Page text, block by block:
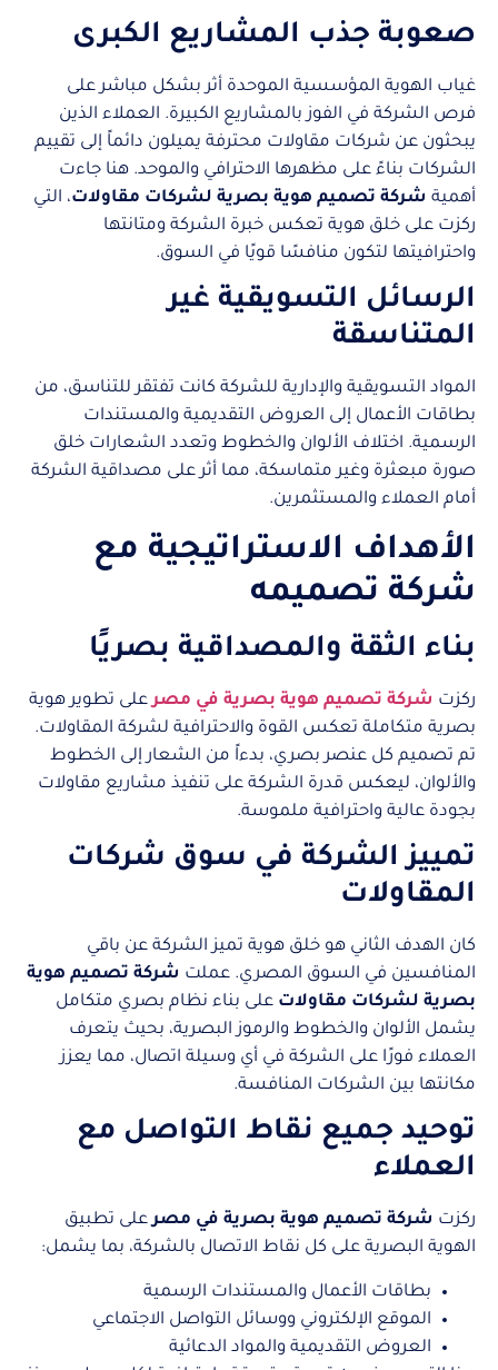
صعوبة جذب المشاريع الكبرى
غياب الهوية المؤسسية الموحدة أثر بشكل مباشر على
فرص الشركة في الفوز بالمشاريع الكبيرة. العملاء الذين
يبحثون عن شركات مقاولات محترفة يميلون دائماً إلى تقييم
الشركات بناءً على مظهرها الاحترافي والموحد. هنا جاءت
أهمية شركة تصميم هوية بصرية لشركات مقاولات، التي
ركزت على خلق هوية تعكس خبرة الشركة ومتانتها
واحترافيتها لتكون منافسًا قويًا في السوق.
الرسائل التسويقية غير
المتناسقة
المواد التسويقية والإدارية للشركة كانت تفتقر للتناسق، من
بطاقات الأعمال إلى العروض التقديمية والمستندات
الرسمية. اختلاف الألوان والخطوط وتعدد الشعارات خلق
صورة مبعثرة وغير متماسكة، مما أثر على مصداقية الشركة
أمام العملاء والمستثمرين.
الأهداف الاستراتيجية مع
شركة تصميمه
بناء الثقة والمصداقية بصريًا
ركزت شركة تصميم هوية بصرية في مصرعلى تطوير هوية
بصرية متكاملة تعكس القوة والاحترافية لشركة المقاولات.
تم تصميم كل عنصر بصري، بدءاً من الشعار إلى الخطوط
والألوان، ليعكس قدرة الشركة على تنفيذ مشاريع مقاولات
بجودة عالية واحترافية ملموسة.
تمييز الشركة في سوق شركات
المقاولات
كان الهدف الثاني هو خلق هوية تميز الشركة عن باقي
المنافسين في السوق المصري. عملت شركة تصميم هوية
بصرية لشركات مقاولات على بناء نظام بصري متكامل
يشمل الألوان والخطوط والرموز البصرية، بحيث يتعرف
العملاء فورًا على الشركة في أي وسيلة اتصال، مما يعزز
مكانتها بين الشركات المنافسة.
توحيد جميع نقاط التواصل مع
العملاء
ركزت شركة تصميم هوية بصرية في مصرعلى تطبيق
الهوية البصرية على كل نقاط الاتصال بالشركة، بما يشمل:
بطاقات الأعمال والمستندات الرسمية
الموقع الإلكتروني ووسائل التواصل الاجتماعي
العروض التقديمية والمواد الدعائية